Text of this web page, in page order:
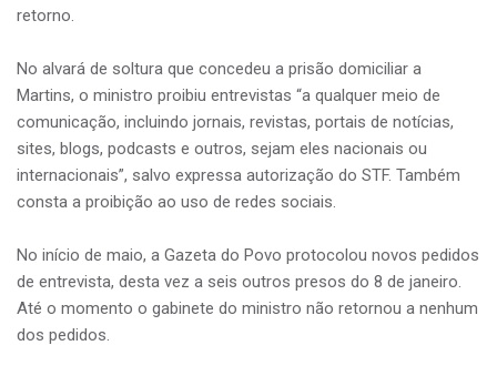
retorno.
No alvará de soltura que concedeu a prisão domiciliar a
Martins, o ministro proibiu entrevistas “a qualquer meio de
comunicação, incluindo jornais, revistas, portais de notícias,
sites, blogs, podcasts e outros, sejam eles nacionais ou
internacionais”, salvo expressa autorização do STF. Também
consta a proibição ao uso de redes sociais.
No início de maio, a Gazeta do Povo protocolou novos pedidos
de entrevista, desta vez a seis outros presos do 8 de janeiro.
Até o momento o gabinete do ministro não retornou a nenhum
dos pedidos.